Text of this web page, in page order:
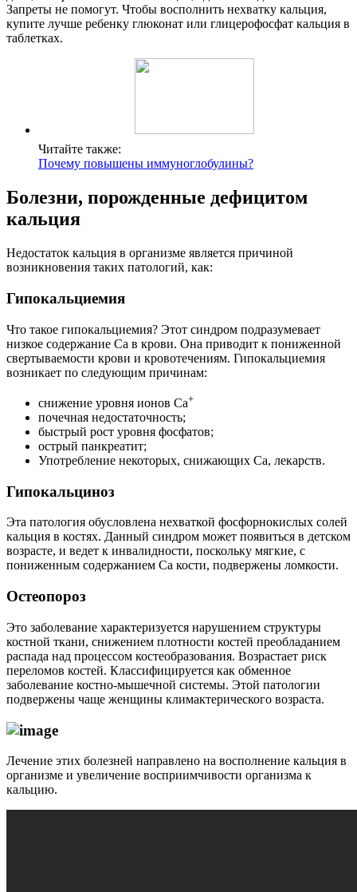
Запреты не помогут. Чтобы восполнить нехватку кальция,
купите лучше ребенку глюконат или глицерофосфат кальция в
таблетках.
Читайте также:
Почему повышены иммуноглобулины?
Болезни, порожденные дефицитом
кальция
Недостаток кальция в организме является причиной
возникновения таких патологий, как:
Гипокальциемия
Что такое гипокальциемия? Этот синдром подразумевает
низкое содержание Са в крови. Она приводит к пониженной
свертываемости крови и кровотечениям. Гипокальциемия
возникает по следующим причинам:
снижение уровня ионов Ca+
почечная недостаточность;
быстрый рост уровня фосфатов;
острый панкреатит;
Употребление некоторых, снижающих Са, лекарств.
Гипокальциноз
Эта патология обусловлена нехваткой фосфорнокислых солей
кальция в костях. Данный синдром может появиться в детском
возрасте, и ведет к инвалидности, поскольку мягкие, с
пониженным содержанием Ca кости, подвержены ломкости.
Остеопороз
Это заболевание характеризуется нарушением структуры
костной ткани, снижением плотности костей преобладанием
распада над процессом костеобразования. Возрастает риск
переломов костей. Классифицируется как обменное
заболевание костно-мышечной системы. Этой патологии
подвержены чаще женщины климактерического возраста.
Лечение этих болезней направлено на восполнение кальция в
организме и увеличение восприимчивости организма к
кальцию.